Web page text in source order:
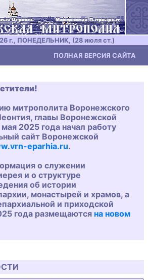
г., ПОНЕДЕЛЬНИК, (28 июля ст.)
ПОЛНАЯ ВЕРСИЯ САЙТА
митрополита Воронежского
главы Воронежской
2025 года начал работу
сайт Воронежской
eparhia.ru.
о служении
и о структуре
об истории
монастырей и храмов, а
и приходской
года размещаются на новом